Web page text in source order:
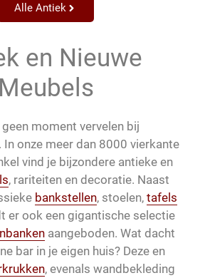
Alle Antiek
en Nieuwe
Meubels
moment vervelen bij
onze meer dan 8000 vierkante
vind je bijzondere antieke en
, rariteiten en decoratie. Naast
bankstellen, stoelen, tafels
er ook een gigantische selectie
aangeboden. Wat dacht
bar in je eigen huis? Deze en
, evenals wandbekleding